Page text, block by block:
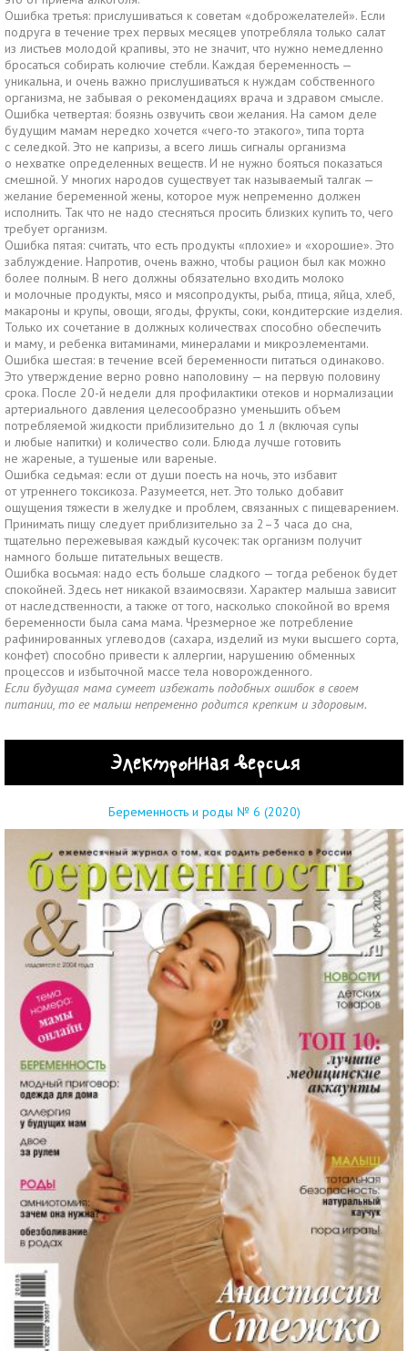
Ошибка третья: прислушиваться к советам «доброжелателей». Если
подруга в течение трех первых месяцев употребляла только салат
из листьев молодой крапивы, это не значит, что нужно немедленно
бросаться собирать колючие стебли. Каждая беременность —
уникальна, и очень важно прислушиваться к нуждам собственного
организма, не забывая о рекомендациях врача и здравом смысле.
Ошибка четвертая: боязнь озвучить свои желания. На самом деле
будущим мамам нередко хочется «чего-то этакого», типа торта
с селедкой. Это не капризы, а всего лишь сигналы организма
о нехватке определенных веществ. И не нужно бояться показаться
смешной. У многих народов существует так называемый талгак —
желание беременной жены, которое муж непременно должен
исполнить. Так что не надо стесняться просить близких купить то, чего
требует организм.
Ошибка пятая: считать, что есть продукты «плохие» и «хорошие». Это
заблуждение. Напротив, очень важно, чтобы рацион был как можно
более полным. В него должны обязательно входить молоко
и молочные продукты, мясо и мясопродукты, рыба, птица, яйца, хлеб,
макароны и крупы, овощи, ягоды, фрукты, соки, кондитерские изделия.
Только их сочетание в должных количествах способно обеспечить
и маму, и ребенка витаминами, минералами и микроэлементами.
Ошибка шестая: в течение всей беременности питаться одинаково.
Это утверждение верно ровно наполовину — на первую половину
срока. После 20-й недели для профилактики отеков и нормализации
артериального давления целесообразно уменьшить объем
потребляемой жидкости приблизительно до 1 л (включая супы
и любые напитки) и количество соли. Блюда лучше готовить
не жареные, а тушеные или вареные.
Ошибка седьмая: если от души поесть на ночь, это избавит
от утреннего токсикоза. Разумеется, нет. Это только добавит
ощущения тяжести в желудке и проблем, связанных с пищеварением.
Принимать пищу следует приблизительно за 2–3 часа до сна,
тщательно пережевывая каждый кусочек: так организм получит
намного больше питательных веществ.
Ошибка восьмая: надо есть больше сладкого — тогда ребенок будет
спокойней. Здесь нет никакой взаимосвязи. Характер малыша зависит
от наследственности, а также от того, насколько спокойной во время
беременности была сама мама. Чрезмерное же потребление
рафинированных углеводов (сахара, изделий из муки высшего сорта,
конфет) способно привести к аллергии, нарушению обменных
процессов и избыточной массе тела новорожденного.
Если будущая мама сумеет избежать подобных ошибок в своем
питании, то ее малыш непременно родится крепким и здоровым.
Электронная версия
Беременность и роды № 6 (2020)